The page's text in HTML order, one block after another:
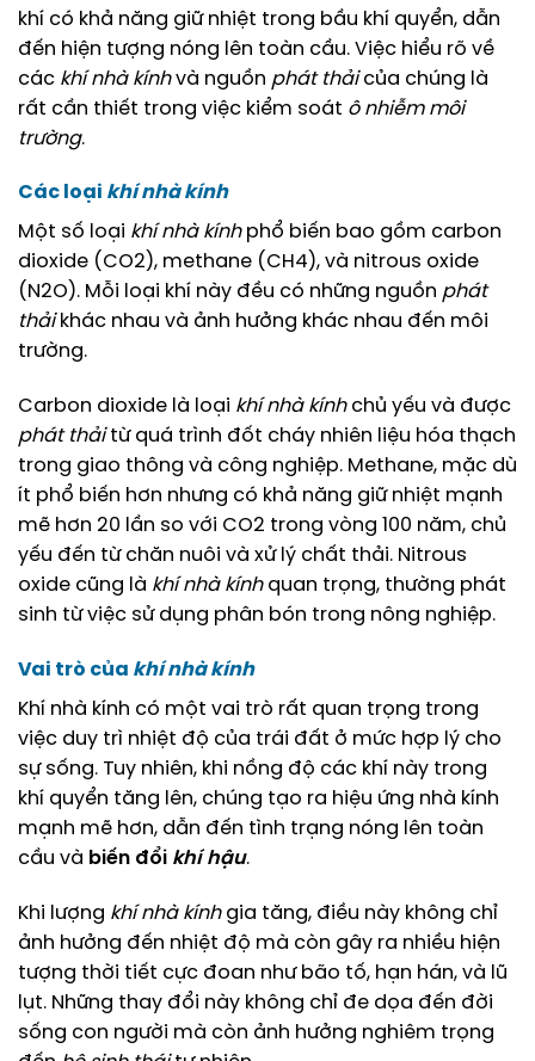
khí có khả năng giữ nhiệt trong bầu khí quyển, dẫn
đến hiện tượng nóng lên toàn cầu. Việc hiểu rõ về
các khí nhà kínhvà nguồn phát thảicủa chúng là
rất cần thiết trong việc kiểm soát ô nhiễm môi
trường.
Các loại khí nhà kính
Một số loại khí nhà kínhphổ biến bao gồm carbon
dioxide (CO2), methane (CH4), và nitrous oxide
(N2O). Mỗi loại khí này đều có những nguồn phát
thảikhác nhau và ảnh hưởng khác nhau đến môi
trường.
Carbon dioxide là loại khí nhà kínhchủ yếu và được
phát thảitừ quá trình đốt cháy nhiên liệu hóa thạch
trong giao thông và công nghiệp. Methane, mặc dù
ít phổ biến hơn nhưng có khả năng giữ nhiệt mạnh
mẽ hơn 20 lần so với CO2 trong vòng 100 năm, chủ
yếu đến từ chăn nuôi và xử lý chất thải. Nitrous
oxide cũng là khí nhà kínhquan trọng, thường phát
sinh từ việc sử dụng phân bón trong nông nghiệp.
Vai trò của khí nhà kính
Khí nhà kính có một vai trò rất quan trọng trong
việc duy trì nhiệt độ của trái đất ở mức hợp lý cho
sự sống. Tuy nhiên, khi nồng độ các khí này trong
khí quyển tăng lên, chúng tạo ra hiệu ứng nhà kính
mạnh mẽ hơn, dẫn đến tình trạng nóng lên toàn
cầu và biến đổi khí hậu.
Khi lượng khí nhà kínhgia tăng, điều này không chỉ
ảnh hưởng đến nhiệt độ mà còn gây ra nhiều hiện
tượng thời tiết cực đoan như bão tố, hạn hán, và lũ
lụt. Những thay đổi này không chỉ đe dọa đến đời
sống con người mà còn ảnh hưởng nghiêm trọng